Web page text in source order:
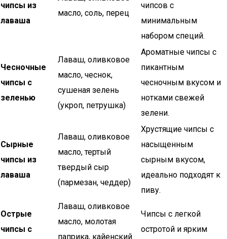
чипсы из
лаваша
масло, соль, перец
чипсов с
минимальным
набором специй.
Чесночные
чипсы с
зеленью
Лаваш, оливковое
масло, чеснок,
сушеная зелень
(укроп, петрушка)
Ароматные чипсы с
пикантным
чесночным вкусом и
нотками свежей
зелени.
Сырные
чипсы из
лаваша
Лаваш, оливковое
масло, тертый
твердый сыр
(пармезан, чеддер)
Хрустящие чипсы с
насыщенным
сырным вкусом,
идеально подходят к
пиву.
Острые
чипсы с
Лаваш, оливковое
масло, молотая
паприка, кайенский
Чипсы с легкой
остротой и ярким